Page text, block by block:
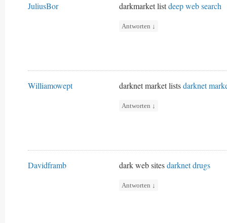
JuliusBor darkmarket listdeep web search
Antworten ↓
Williamowept darknet market listsdarknet
Antworten ↓
Davidframb dark web sitesdarknet drugs
Antworten ↓